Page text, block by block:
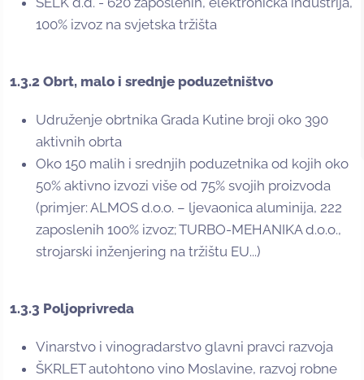
100% izvoz na svjetska tržišta
1.3.2 Obrt, malo i srednje poduzetništvo
Udruženje obrtnika Grada Kutine broji oko 390
aktivnih obrta
Oko 150 malih i srednjih poduzetnika od kojih oko
50% aktivno izvozi više od 75% svojih proizvoda
(primjer: ALMOS d.o.o. – ljevaonica aluminija, 222
zaposlenih 100% izvoz; TURBO-MEHANIKA d.o.o.,
strojarski inženjering na tržištu EU...)
1.3.3 Poljoprivreda
Vinarstvo i vinogradarstvo glavni pravci razvoja
ŠKRLET autohtono vino Moslavine, razvoj robne